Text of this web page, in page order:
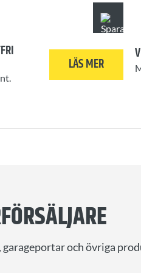
LÄS MER
och övriga